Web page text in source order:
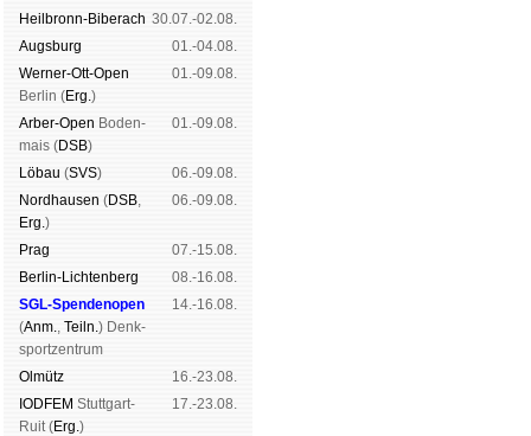
Heil­bronn-Bi­ber­ach 30.07.-02.08.
Augs­burg
01.-04.08.
Werner-Ott-Open
Ber­lin (Erg.)
01.-09.08.
Arber-Open Boden­
mais (DSB)
01.-09.08.
Lö­bau (SVS)
06.-09.08.
Nord­hau­sen (DSB,
Erg.)
06.-09.08.
Prag
07.-15.08.
Berlin-Lich­ten­berg
08.-16.08.
SGL-Spenden­open
(Anm., Teiln.) Denk­
sport­zen­trum
14.-16.08.
Ol­mütz
16.-23.08.
IODFEM Stutt­gart-
Ruit (Erg.)
17.-23.08.